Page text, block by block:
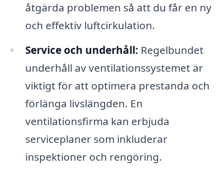
åtgärda problemen så att du får en ny
och effektiv luftcirkulation.
Service och underhåll: Regelbundet
underhåll av ventilationssystemet är
viktigt för att optimera prestanda och
förlänga livslängden. En
ventilationsfirma kan erbjuda
serviceplaner som inkluderar
inspektioner och rengöring.